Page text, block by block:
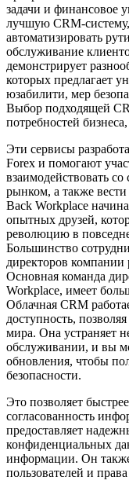
задачи и финансовое
лучшую CRM-
автоматизировать
обслуживание
демонстрирует
которых предлагает
юзабилити, мер
Выбор подходящей
потребностей
Эти сервисы
Forex и помогают
взаимодействовать
рынком, а также
Back Workplace
опытных друзей,
революцию в
Большинство
директоров компании
Основная команда
Workplace, имеет
Облачная CRM
доступность,
мира. Она устраняет
обслуживании, и вы
обновления, чтобы
безопасности.
Это позволяет
согласованность
предоставляет
конфиденциальных
информации. Он
пользователей и